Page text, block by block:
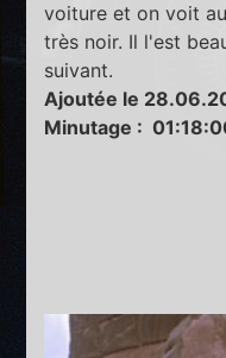
voiture et on voit
très noir. Il l'est
suivant.
Ajoutée le
Minutage :